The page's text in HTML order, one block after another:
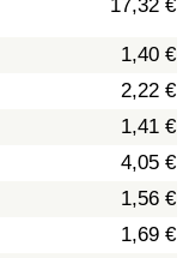
17,32 €
1,40 €
2,22 €
1,41 €
4,05 €
1,56 €
1,69 €